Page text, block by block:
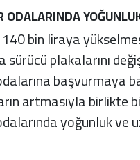
ODALARINDA
bin liraya
sürücü plakalarını
başvurmaya
artmasıyla birlikte
yoğunluk ve